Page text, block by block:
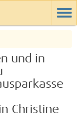
und in
Christine